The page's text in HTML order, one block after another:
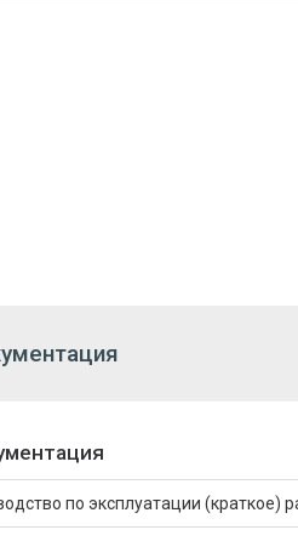
по эксплуатации (краткое)